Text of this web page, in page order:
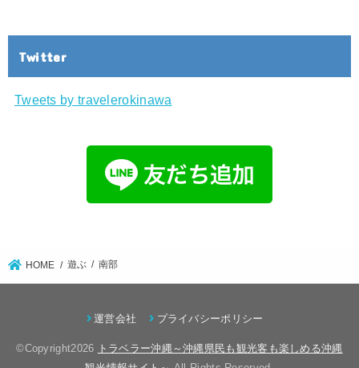
Twitter
Tweets by travelerokinawa
HOME 遊ぶ 南部
運営会社 プライバシーポリシー
©Copyright2026
トラベラー沖縄～沖縄県民も観光客も楽しめる沖縄